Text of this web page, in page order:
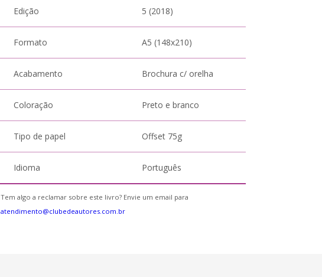
Edição 5 (2018)
Formato A5 (148x210)
Acabamento Brochura c/ orelha
Coloração Preto e branco
Tipo de papel Offset 75g
Idioma Português
Tem algo a reclamar sobre este livro? Envie um email para
atendimento@clubedeautores.com.br